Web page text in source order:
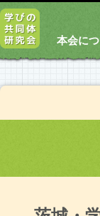
本会に